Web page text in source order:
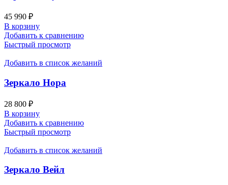
45 990 ₽
В корзину
Добавить к сравнению
Быстрый просмотр
Добавить в список желаний
Зеркало Нора
28 800 ₽
В корзину
Добавить к сравнению
Быстрый просмотр
Добавить в список желаний
Зеркало Вейл